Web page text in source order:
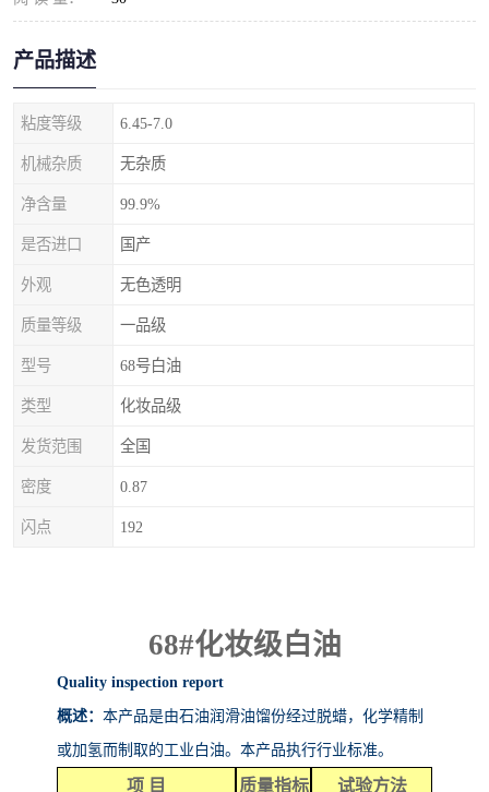
产品描述
粘度等级 6.45-7.0
机械杂质 无杂质
净含量 99.9%
是否进口 国产
外观 无色透明
质量等级 一品级
型号 68号白油
类型 化妆品级
发货范围 全国
密度 0.87
闪点 192
68#化妆级白油
Quality inspection report
概述： 本产品是由石油润滑油馏份经过脱蜡，化学精制
或加氢而制取的工业白油。本产品执行行业标准。
项 目 质量指标 试验方法